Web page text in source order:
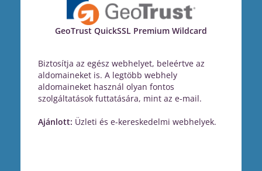
GeoTrust QuickSSL Premium Wildcard
Biztosítja az egész webhelyet, beleértve az
aldomaineket is. A legtöbb webhely
aldomaineket használ olyan fontos
szolgáltatások futtatására, mint az e-mail.
Ajánlott: Üzleti és e-kereskedelmi webhelyek.